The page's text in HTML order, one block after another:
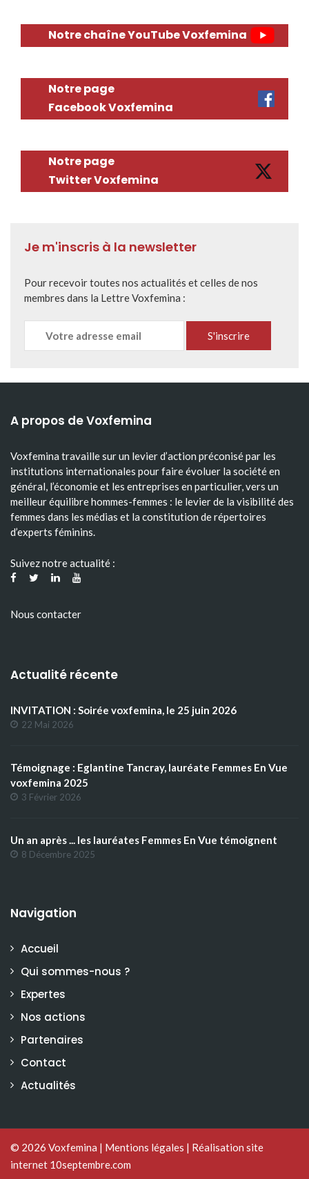
Notre chaîne YouTube Voxfemina
Notre page
Facebook Voxfemina
Notre page
Twitter Voxfemina
Je m'inscris à la newsletter
Pour recevoir toutes nos actualités et celles de nos
membres dans la Lettre Voxfemina :
A propos de Voxfemina
Voxfemina travaille sur un levier d’action préconisé par les
institutions internationales pour faire évoluer la société en
général, l’économie et les entreprises en particulier, vers un
meilleur équilibre hommes-femmes : le levier de la visibilité des
femmes dans les médias et la constitution de répertoires
d’experts féminins.
Suivez notre actualité :
Nous contacter
Actualité récente
INVITATION : Soirée voxfemina, le 25 juin 2026
22 Mai 2026
Témoignage : Eglantine Tancray, lauréate Femmes En Vue
voxfemina 2025
3 Février 2026
Un an après ... les lauréates Femmes En Vue témoignent
8 Décembre 2025
Navigation
Accueil
Qui sommes-nous ?
Expertes
Nos actions
Partenaires
Contact
Actualités
© 2026 Voxfemina | Mentions légales | Réalisation site
internet 10septembre.com